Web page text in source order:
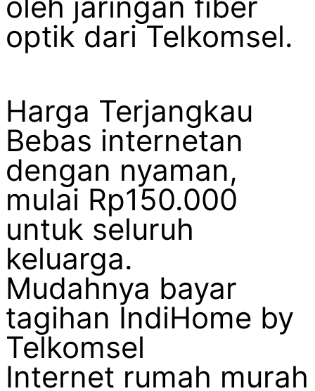
optik dari Telkomsel.
Harga Terjangkau
Bebas internetan
dengan nyaman,
mulai Rp150.000
untuk seluruh
keluarga.
Mudahnya bayar
tagihan IndiHome by
Telkomsel
Internet rumah murah